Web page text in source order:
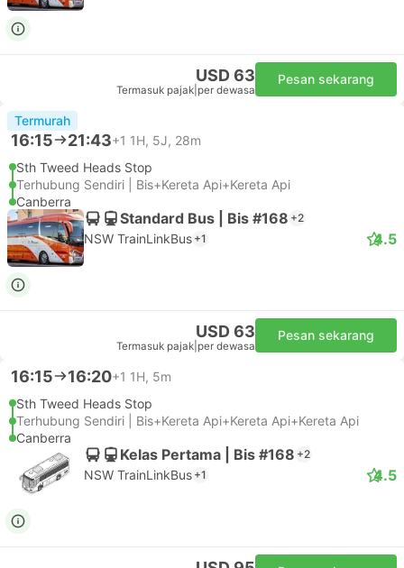
USD 63
Termasuk pajak per dewasa
Pesan sekarang
Termurah
16:15 21:43+1 1H, 5J, 28m
Sth Tweed Heads Stop
Terhubung Sendiri | Bis+Kereta Api+Kereta Api
Canberra
Standard Bus | Bis #168 +2
NSW TrainLinkBus +1 4.5
USD 63
Termasuk pajak per dewasa
Pesan sekarang
16:15 16:20+1 1H, 5m
Sth Tweed Heads Stop
Terhubung Sendiri | Bis+Kereta Api+Kereta Api+Kereta Api
Canberra
Kelas Pertama | Bis #168 +2
NSW TrainLinkBus +1 4.5